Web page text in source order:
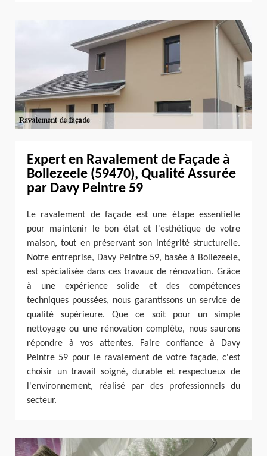
Expert en Ravalement de Façade à
Bollezeele (59470), Qualité Assurée
par Davy Peintre 59
Le ravalement de façade est une étape essentielle
pour maintenir le bon état et l'esthétique de votre
maison, tout en préservant son intégrité structurelle.
Notre entreprise, Davy Peintre 59, basée à Bollezeele,
est spécialisée dans ces travaux de rénovation. Grâce
à une expérience solide et des compétences
techniques poussées, nous garantissons un service de
qualité supérieure. Que ce soit pour un simple
nettoyage ou une rénovation complète, nous saurons
répondre à vos attentes. Faire confiance à Davy
Peintre 59 pour le ravalement de votre façade, c'est
choisir un travail soigné, durable et respectueux de
l'environnement, réalisé par des professionnels du
secteur.